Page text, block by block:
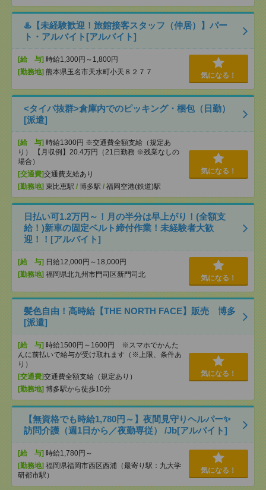
♨️【未経験歓迎！旅館接客スタッフ（仲居）】パー
ト・アルバイト[アルバイト]
[給 与] 時給1,300円～1,800円
[勤務地] 熊本県玉名市天水町小天８２７７ 気になる！
<タイパ抜群>倉庫内でのピッキング・梱包（日勤）
[派遣]
[給 与] 時給1300円 ※交通費全額支給（規定あ
り） 【月収例】20.4万円（21日勤務 ※残業なしの
場合）
[交通費]交通費支給あり
[勤務地] 東比恵駅 / 博多駅 / 福岡空港(鉄道)駅
気になる！
日払い可1.2万円～！月の半分は早上がり！(全額支
給！)新車の固定ベルト締付作業！未経験者大歓
迎！！[アルバイト]
[給 与] 日給12,000円～18,000円
[勤務地] 福岡県北九州市門司区新門司北 気になる！
髪色自由！高時給【THE NORTH FACE】販売 博多
[派遣]
[給 与] 時給1500円～1600円 ※スマホでかんた
んに前払いで給与が受け取れます（※上限、条件あ
り）
[交通費]交通費全額支給（規定あり）
[勤務地] 博多駅から徒歩10分
気になる！
【無資格でも時給1,780円～】夜間見守りヘルパー✨
訪問介護（週1日から／夜勤専従） /Jb[アルバイト]
[給 与] 時給1,780円～
[勤務地] 福岡県福岡市西区西浦（最寄り駅：九大学
研都市駅）
気になる！